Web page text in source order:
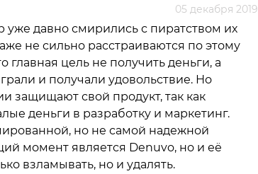
05 декабря 2019
уже давно смирились с пиратством их
не сильно расстраиваются по этому
главная цель не получить деньги, а
и получали удовольствие. Но
защищают свой продукт, так как
деньги в разработку и маркетинг.
но не самой надежной
момент является Denuvo, но и её
взламывать, но и удалять.